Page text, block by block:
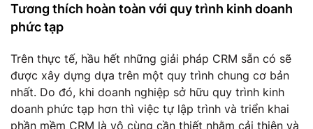
Tương thích hoàn toàn với quy trình kinh doanh
phức tạp
Trên thực tế, hầu hết những giải pháp CRM sẵn có sẽ
được xây dựng dựa trên một quy trình chung cơ bản
nhất. Do đó, khi doanh nghiệp sở hữu quy trình kinh
doanh phức tạp hơn thì việc tự lập trình và triển khai
phần mềm CRM là vô cùng cần thiết nhằm cải thiện và